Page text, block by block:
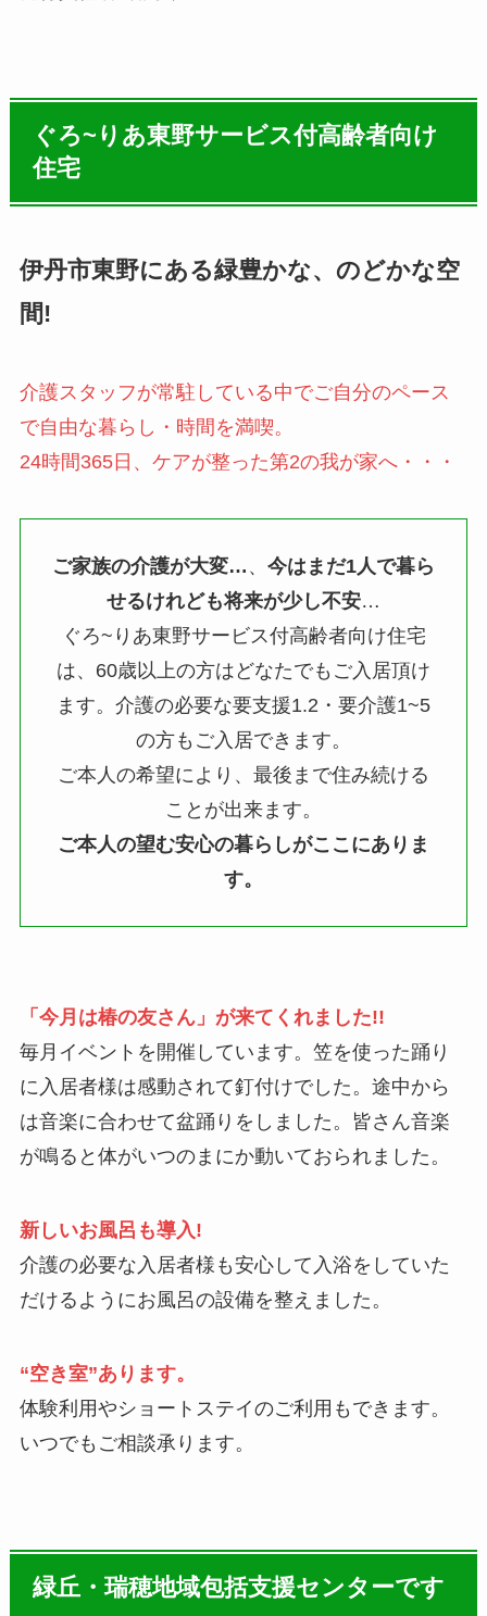
ぐろ~りあ東野サービス付高齢者向け
住宅
伊丹市東野にある緑豊かな、のどかな空
間!
介護スタッフが常駐している中でご自分のペース
で自由な暮らし・時間を満喫。
24時間365日、ケアが整った第2の我が家へ・・・
ご家族の介護が大変… 、 今はまだ1人で暮ら
せるけれども将来が少し不安…
ぐろ~りあ東野サービス付高齢者向け住宅
は、60歳以上の方はどなたでもご入居頂け
ます。介護の必要な要支援1.2・要介護1~5
の方もご入居できます。
ご本人の希望により、最後まで住み続ける
ことが出来ます。
ご本人の望む安心の暮らしがここにありま
す。
「今月は椿の友さん」が来てくれました!!
毎月イベントを開催しています。笠を使った踊り
に入居者様は感動されて釘付けでした。途中から
は音楽に合わせて盆踊りをしました。皆さん音楽
が鳴ると体がいつのまにか動いておられました。
新しいお風呂も導入!
介護の必要な入居者様も安心して入浴をしていた
だけるようにお風呂の設備を整えました。
“空き室”あります。
体験利用やショートステイのご利用もできます。
いつでもご相談承ります。
緑丘・瑞穂地域包括支援センターです